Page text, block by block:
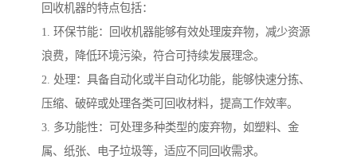
回收机器的特点包括：
1. 环保节能：回收机器能够有效处理废弃物，减少资源
浪费，降低环境污染，符合可持续发展理念。
2. 处理：具备自动化或半自动化功能，能够快速分拣、
压缩、破碎或处理各类可回收材料，提高工作效率。
3. 多功能性：可处理多种类型的废弃物，如塑料、金
属、纸张、电子垃圾等，适应不同回收需求。